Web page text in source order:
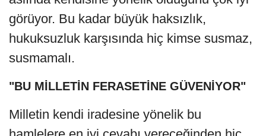
görüyor. Bu kadar büyük haksızlık,
hukuksuzluk karşısında hiç kimse susmaz,
susmamalı.
"BU MİLLETİN FERASETİNE GÜVENİYOR"
Milletin kendi iradesine yönelik bu